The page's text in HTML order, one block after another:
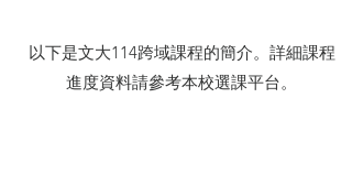
以下是文大114跨域課程的簡介。詳細課程
進度資料請參考本校選課平台。